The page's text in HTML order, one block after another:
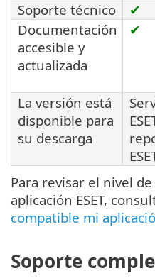
Soporte técnico ✔
Documentación
accesible y
actualizada
✔
La versión está
disponible para
su descarga
Para revisar el nivel
aplicación ESET,
compatible mi
Soporte